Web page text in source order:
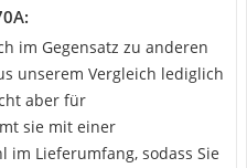
im Gegensatz zu anderen
unserem Vergleich lediglich
aber für
sie mit einer
im Lieferumfang, sodass Sie